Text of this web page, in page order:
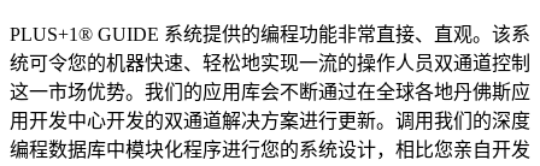
PLUS+1® GUIDE 系统提供的编程功能非常直接、直观。该系
统可令您的机器快速、轻松地实现一流的操作人员双通道控制
这一市场优势。我们的应用库会不断通过在全球各地丹佛斯应
用开发中心开发的双通道解决方案进行更新。调用我们的深度
编程数据库中模块化程序进行您的系统设计，相比您亲自开发